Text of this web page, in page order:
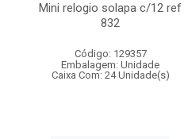
Mini relogio solapa c/12 ref
832
Código: 129357
Embalagem: Unidade
Caixa Com: 24 Unidade(s)